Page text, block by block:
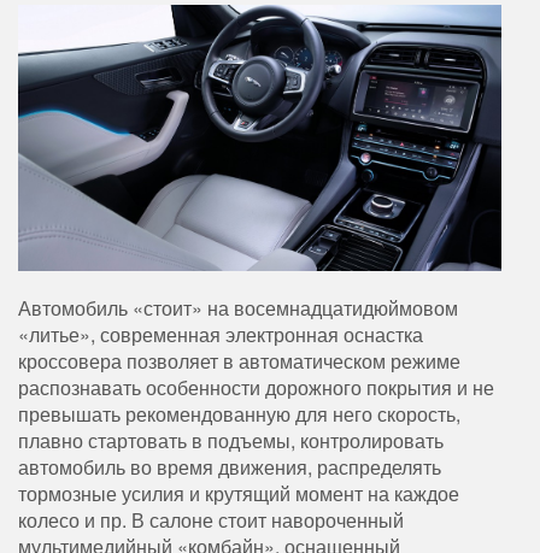
Автомобиль «стоит» на восемнадцатидюймовом
«литье», современная электронная оснастка
кроссовера позволяет в автоматическом режиме
распознавать особенности дорожного покрытия и не
превышать рекомендованную для него скорость,
плавно стартовать в подъемы, контролировать
автомобиль во время движения, распределять
тормозные усилия и крутящий момент на каждое
колесо и пр. В салоне стоит навороченный
мультимедийный «комбайн», оснащенный